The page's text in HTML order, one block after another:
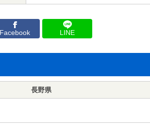
Facebook LINE
長野県